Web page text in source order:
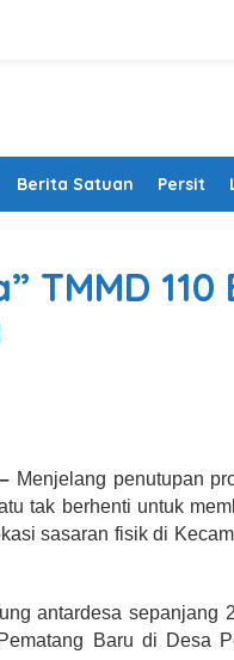
Berita Satuan Persit
TMMD
Menjelang penutupan
tak berhenti untuk
sasaran fisik di
antardesa sepanjang
Baru di Desa